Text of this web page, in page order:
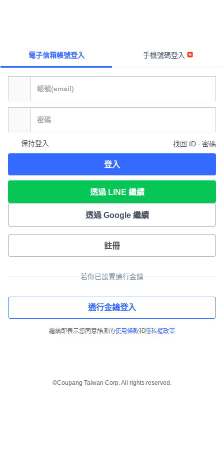
電子信箱帳號登入 手機號碼登入
保持登入 找回 ID ∙ 密碼
登入
透過 LINE 繼續
透過 Google 繼續
註冊
若你已設置通行金鑰
通行金鑰登入
繼續即表示您同意酷澎的使用條款和 隱私權政策
©Coupang Taiwan Corp. All rights reserved.